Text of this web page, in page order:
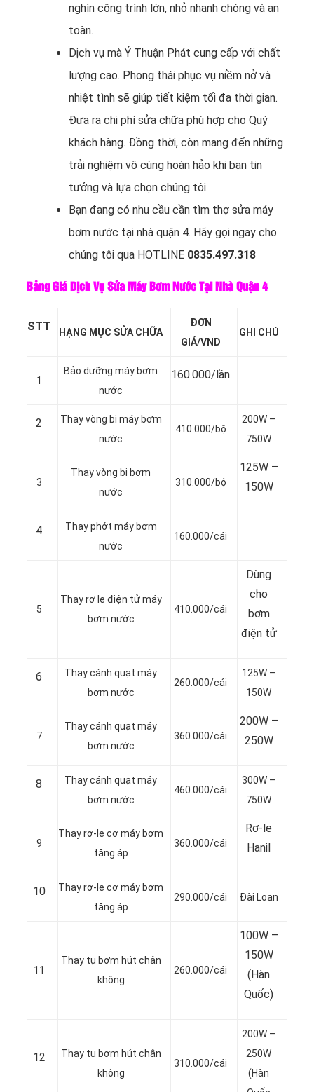
nghìn công trình lớn, nhỏ nhanh chóng và an
toàn.
Dịch vụ mà Ý Thuận Phát cung cấp với chất
lượng cao. Phong thái phục vụ niềm nở và
nhiệt tình sẽ giúp tiết kiệm tối đa thời gian.
Đưa ra chi phí sửa chữa phù hợp cho Quý
khách hàng. Đồng thời, còn mang đến những
trải nghiệm vô cùng hoàn hảo khi bạn tin
tưởng và lựa chọn chúng tôi.
Bạn đang có nhu cầu cần tìm thợ sửa máy
bơm nước tại nhà quận 4. Hãy gọi ngay cho
chúng tôi qua HOTLINE 0835.497.318
Bảng Giá Dịch Vụ Sửa Máy Bơm Nước Tại Nhà Quận 4
STT HẠNG MỤC SỬA CHỮA
ĐƠN
GIÁ/VND
GHI CHÚ
1
Bảo dưỡng máy bơm
nước
160.000/lần
2
Thay vòng bi máy bơm
nước
410.000/bộ
200W –
750W
3
Thay vòng bi bơm
nước
310.000/bộ
125W –
150W
4
Thay phớt máy bơm
nước
160.000/cái
5
Thay rơ le điện tử máy
bơm nước
410.000/cái
Dùng
cho
bơm
điện tử
6
Thay cánh quạt máy
bơm nước
260.000/cái
125W –
150W
7
Thay cánh quạt máy
bơm nước
360.000/cái
200W –
250W
8
Thay cánh quạt máy
bơm nước
460.000/cái
300W –
750W
9
Thay rơ-le cơ máy bơm
tăng áp
360.000/cái
Rơ-le
Hanil
10
Thay rơ-le cơ máy bơm
tăng áp
290.000/cái Đài Loan
11
Thay tụ bơm hút chân
không
260.000/cái
100W –
150W
(Hàn
Quốc)
12
Thay tụ bơm hút chân
không
310.000/cái
200W –
250W
(Hàn